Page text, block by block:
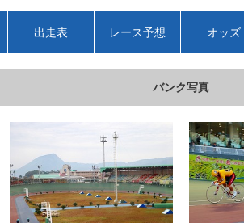
出走表 レース予想 オッズ
バンク写真